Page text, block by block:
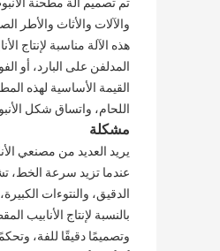
والآلات والأثاث والأطر
هذه الآلة مناسبة لإنتاج
المدلفن على البارد، أو
القيمة الأساسية لهذه
اللحام، واتساق شكل
مشكلة
يريد العديد من مصنعي
عندما تزيد سرعة الخط،
الدقيق، والنتوءات
بالنسبة لإنتاج
وتصميمًا دقيقًا للفة،